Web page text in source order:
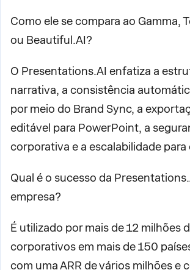
Como ele se compara ao Gamma,
ou Beautiful.AI?
O Presentations.AI enfatiza a
narrativa, a consistência
por meio do Brand Sync, a
editável para PowerPoint, a
corporativa e a escalabilidade para
Qual é o sucesso da
empresa?
É utilizado por mais de 12 milhões
corporativos em mais de 150
com uma ARR de vários milhões e